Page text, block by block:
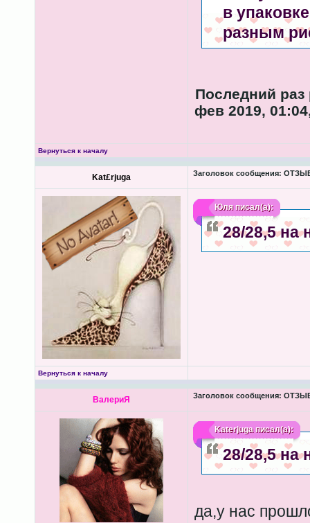
в
разным
Последний раз
фев 2019,
Вернуться к началу
Kat£rjuga Заголовок сообщения:
Юляписал(а):
28/28,5 на
Вернуться к началу
ВалериЯ Заголовок сообщения:
Katerjugaписал(а):
28/28,5 на
да,у нас